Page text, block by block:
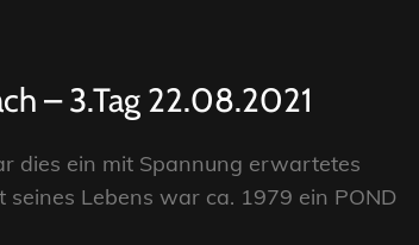
– 3.Tag 22.08.2021
dies ein mit Spannung erwartetes
Lebens war ca. 1979 ein POND